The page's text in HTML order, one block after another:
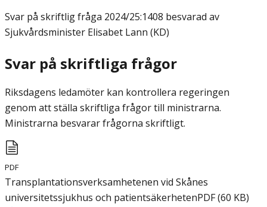
Svar på skriftlig fråga 2024/25:1408 besvarad av
Sjukvårdsminister Elisabet Lann (KD)
Svar på skriftliga frågor
Riksdagens ledamöter kan kontrollera regeringen
genom att ställa skriftliga frågor till ministrarna.
Ministrarna besvarar frågorna skriftligt.
PDF
Transplantationsverksamhetenen vid Skånes
universitetssjukhus och patientsäkerhetenPDF(60 KB)